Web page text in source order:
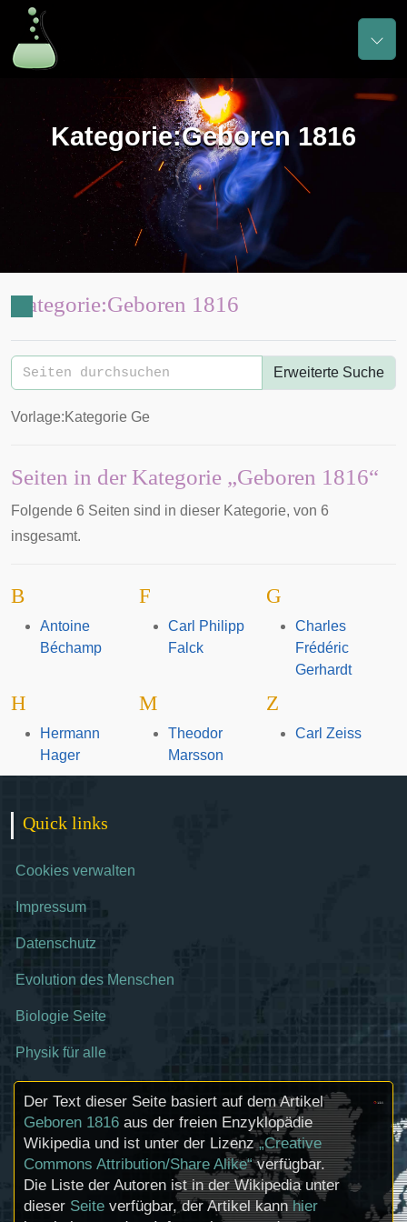
Kategorie:Geboren 1816
Kategorie:Geboren 1816
Erweiterte Suche
Vorlage:Kategorie Ge
Seiten in der Kategorie „Geboren 1816“
Folgende 6 Seiten sind in dieser Kategorie, von 6
insgesamt.
B
Antoine
Béchamp
F
Carl Philipp
Falck
G
Charles
Frédéric
Gerhardt
H
Hermann
Hager
M
Theodor
Marsson
Z
Carl Zeiss
Quick links
Cookies verwalten
Impressum
Datenschutz
Evolution des Menschen
Biologie Seite
Physik für alle
Der Text dieser Seite basiert auf dem Artikel
Geboren 1816 aus der freien Enzyklopädie
Wikipedia und ist unter der Lizenz„Creative
Commons Attribution/Share Alike“verfügbar.
Die Liste der Autoren ist in der Wikipedia unter
dieser Seite verfügbar, der Artikel kannhier